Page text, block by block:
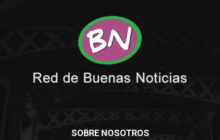
SOBRE NOSOTROS